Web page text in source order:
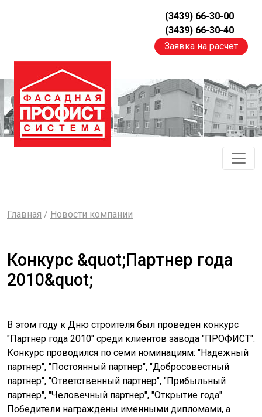
(3439) 66-30-00
(3439) 66-30-40
Заявка на расчет
Главная / Новости компании
Конкурс &quot;Партнер года
2010&quot;
В этом году к Дню строителя был проведен конкурс
"Партнер года 2010" среди клиентов завода "ПРОФИСТ".
Конкурс проводился по семи номинациям: "Надежный
партнер", "Постоянный партнер", "Добросовестный
партнер", "Ответственный партнер", "Прибыльный
партнер", "Человечный партнер", "Открытие года".
Победители награждены именными дипломами, а